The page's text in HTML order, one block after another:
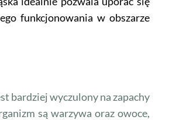
funkcjonowania w obszarze
bardziej wyczulony na zapachy
są warzywa oraz owoce,